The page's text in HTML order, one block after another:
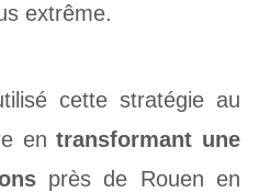
extrême.
cette stratégie au
entransformant une
près de Rouen en